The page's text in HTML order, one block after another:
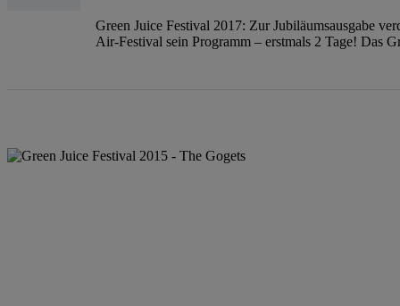
Green Juice Festival 2017: Zur Jubiläumsausgabe
Air-Festival sein Programm – erstmals 2 Tage! Das